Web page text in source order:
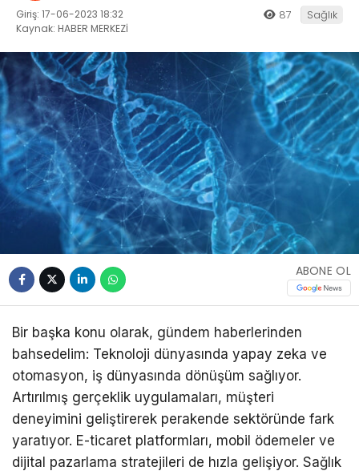
Giriş: 17-06-2023 18:32
Kaynak: HABER MERKEZİ
87 Sağlık
ABONE OL
Bir başka konu olarak, gündem haberlerinden
bahsedelim: Teknoloji dünyasında yapay zeka ve
otomasyon, iş dünyasında dönüşüm sağlıyor.
Artırılmış gerçeklik uygulamaları, müşteri
deneyimini geliştirerek perakende sektöründe fark
yaratıyor. E-ticaret platformları, mobil ödemeler ve
dijital pazarlama stratejileri de hızla gelişiyor. Sağlık